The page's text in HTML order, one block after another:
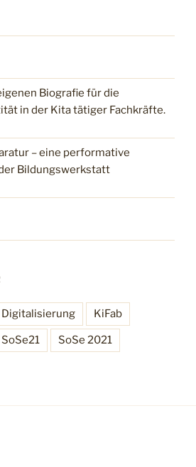
Biografie für die
in der Kita tätiger Fachkräfte.
– eine performative
Bildungswerkstatt
Digitalisierung KiFab
SoSe21 SoSe 2021